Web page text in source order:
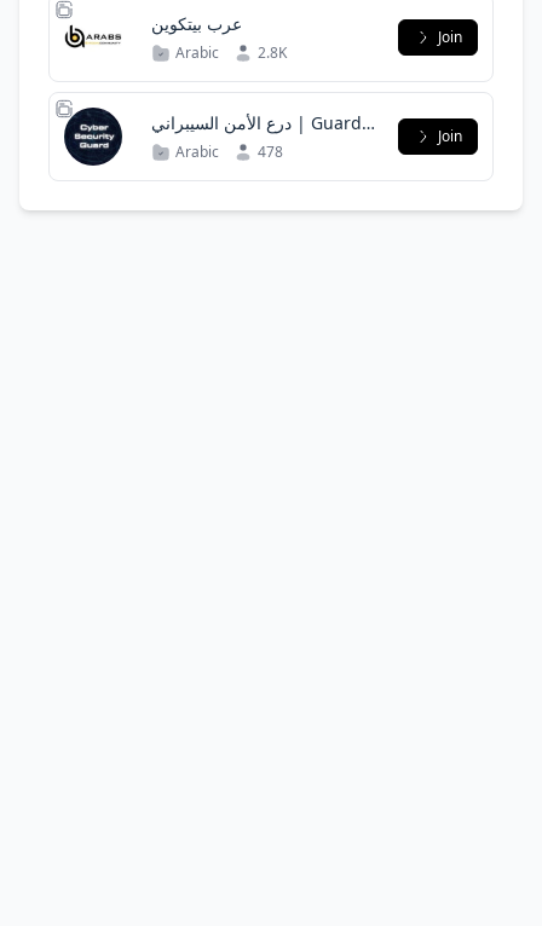
عرب بيتكوين
Arabic 2.8K
Join
درع الأمن السيبراني | Guard
Cyber Security
Arabic 478
Join